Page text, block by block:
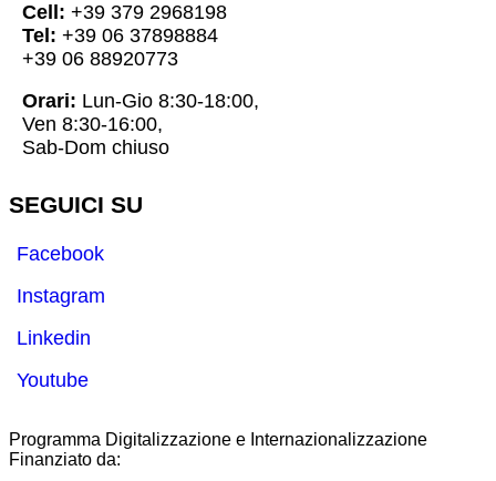
Cell: +39 379 2968198
Tel: +39 06 37898884
+39 06 88920773
Orari: Lun-Gio 8:30-18:00,
Ven 8:30-16:00,
Sab-Dom chiuso
SEGUICI SU
Facebook
Instagram
Linkedin
Youtube
Programma Digitalizzazione e Internazionalizzazione
Finanziato da: